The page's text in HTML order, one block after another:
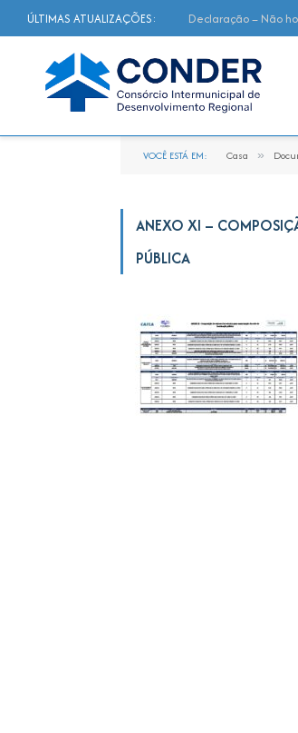
ÚLTIMAS ATUALIZAÇÕES:
VOCÊ ESTÁ EM: Casa »
ANEXO XI –
PÚBLICA